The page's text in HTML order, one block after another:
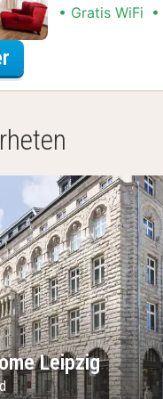
Gratis WiFi
bild
Leipzig